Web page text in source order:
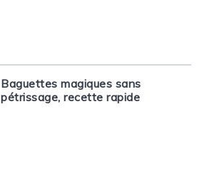
Baguettes magiques sans
pétrissage, recette rapide